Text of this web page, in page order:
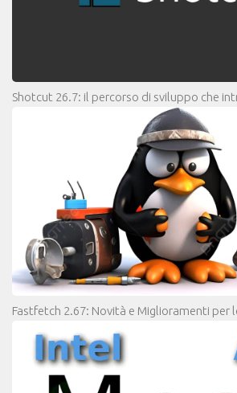
Shotcut 26.7: il percorso di sviluppo che
Fastfetch 2.67: Novità e Miglioramenti per